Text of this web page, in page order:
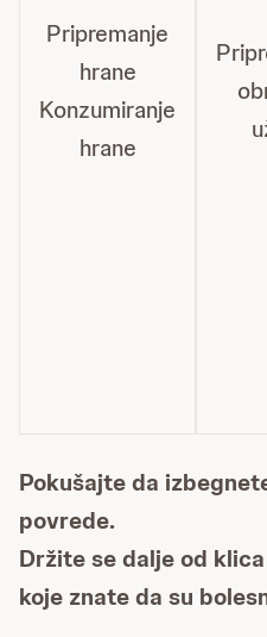
Pripremanje
hrane
Konzumiranje
hrane
Pokušajte da
povrede.
Držite se dalje od
koje znate da su